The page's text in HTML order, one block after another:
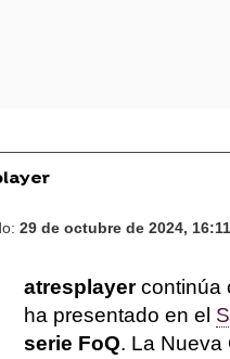
29 de octubre de 2024, 16:11
atresplayercontinúa
ha presentado en el
serie FoQ. La Nueva